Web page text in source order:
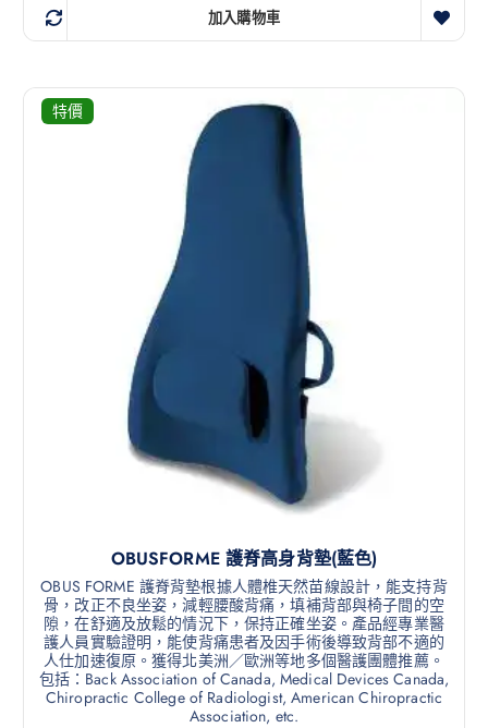
加入購物車
特價
OBUSFORME 護脊高身背墊(藍色)
OBUS FORME 護脊背墊根據人體椎天然苗線設計，能支持背
骨，改正不良坐姿，減輕腰酸背痛，填補背部與椅子間的空
隙，在舒適及放鬆的情況下，保持正確坐姿。產品經專業醫
護人員實驗證明，能使背痛患者及因手術後導致背部不適的
人仕加速復原。獲得北美洲／歐洲等地多個醫護團體推薦。
包括：Back Association of Canada, Medical Devices Canada,
Chiropractic College of Radiologist, American Chiropractic
Association, etc.